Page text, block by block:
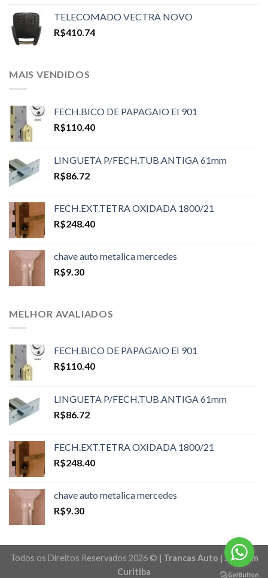
TELECOMADO VECTRA NOVO
R$410.74
MAIS VENDIDOS
FECH.BICO DE PAPAGAIO EI 901
R$110.40
LINGUETA P/FECH.TUB.ANTIGA 61mm
R$86.72
FECH.EXT.TETRA OXIDADA 1800/21
R$248.40
chave auto metalica mercedes
R$9.30
MELHOR AVALIADOS
FECH.BICO DE PAPAGAIO EI 901
R$110.40
LINGUETA P/FECH.TUB.ANTIGA 61mm
R$86.72
FECH.EXT.TETRA OXIDADA 1800/21
R$248.40
chave auto metalica mercedes
R$9.30
Todos os Direitos Reservados 2026 © | Trancas Auto | Sites em
Curitiba